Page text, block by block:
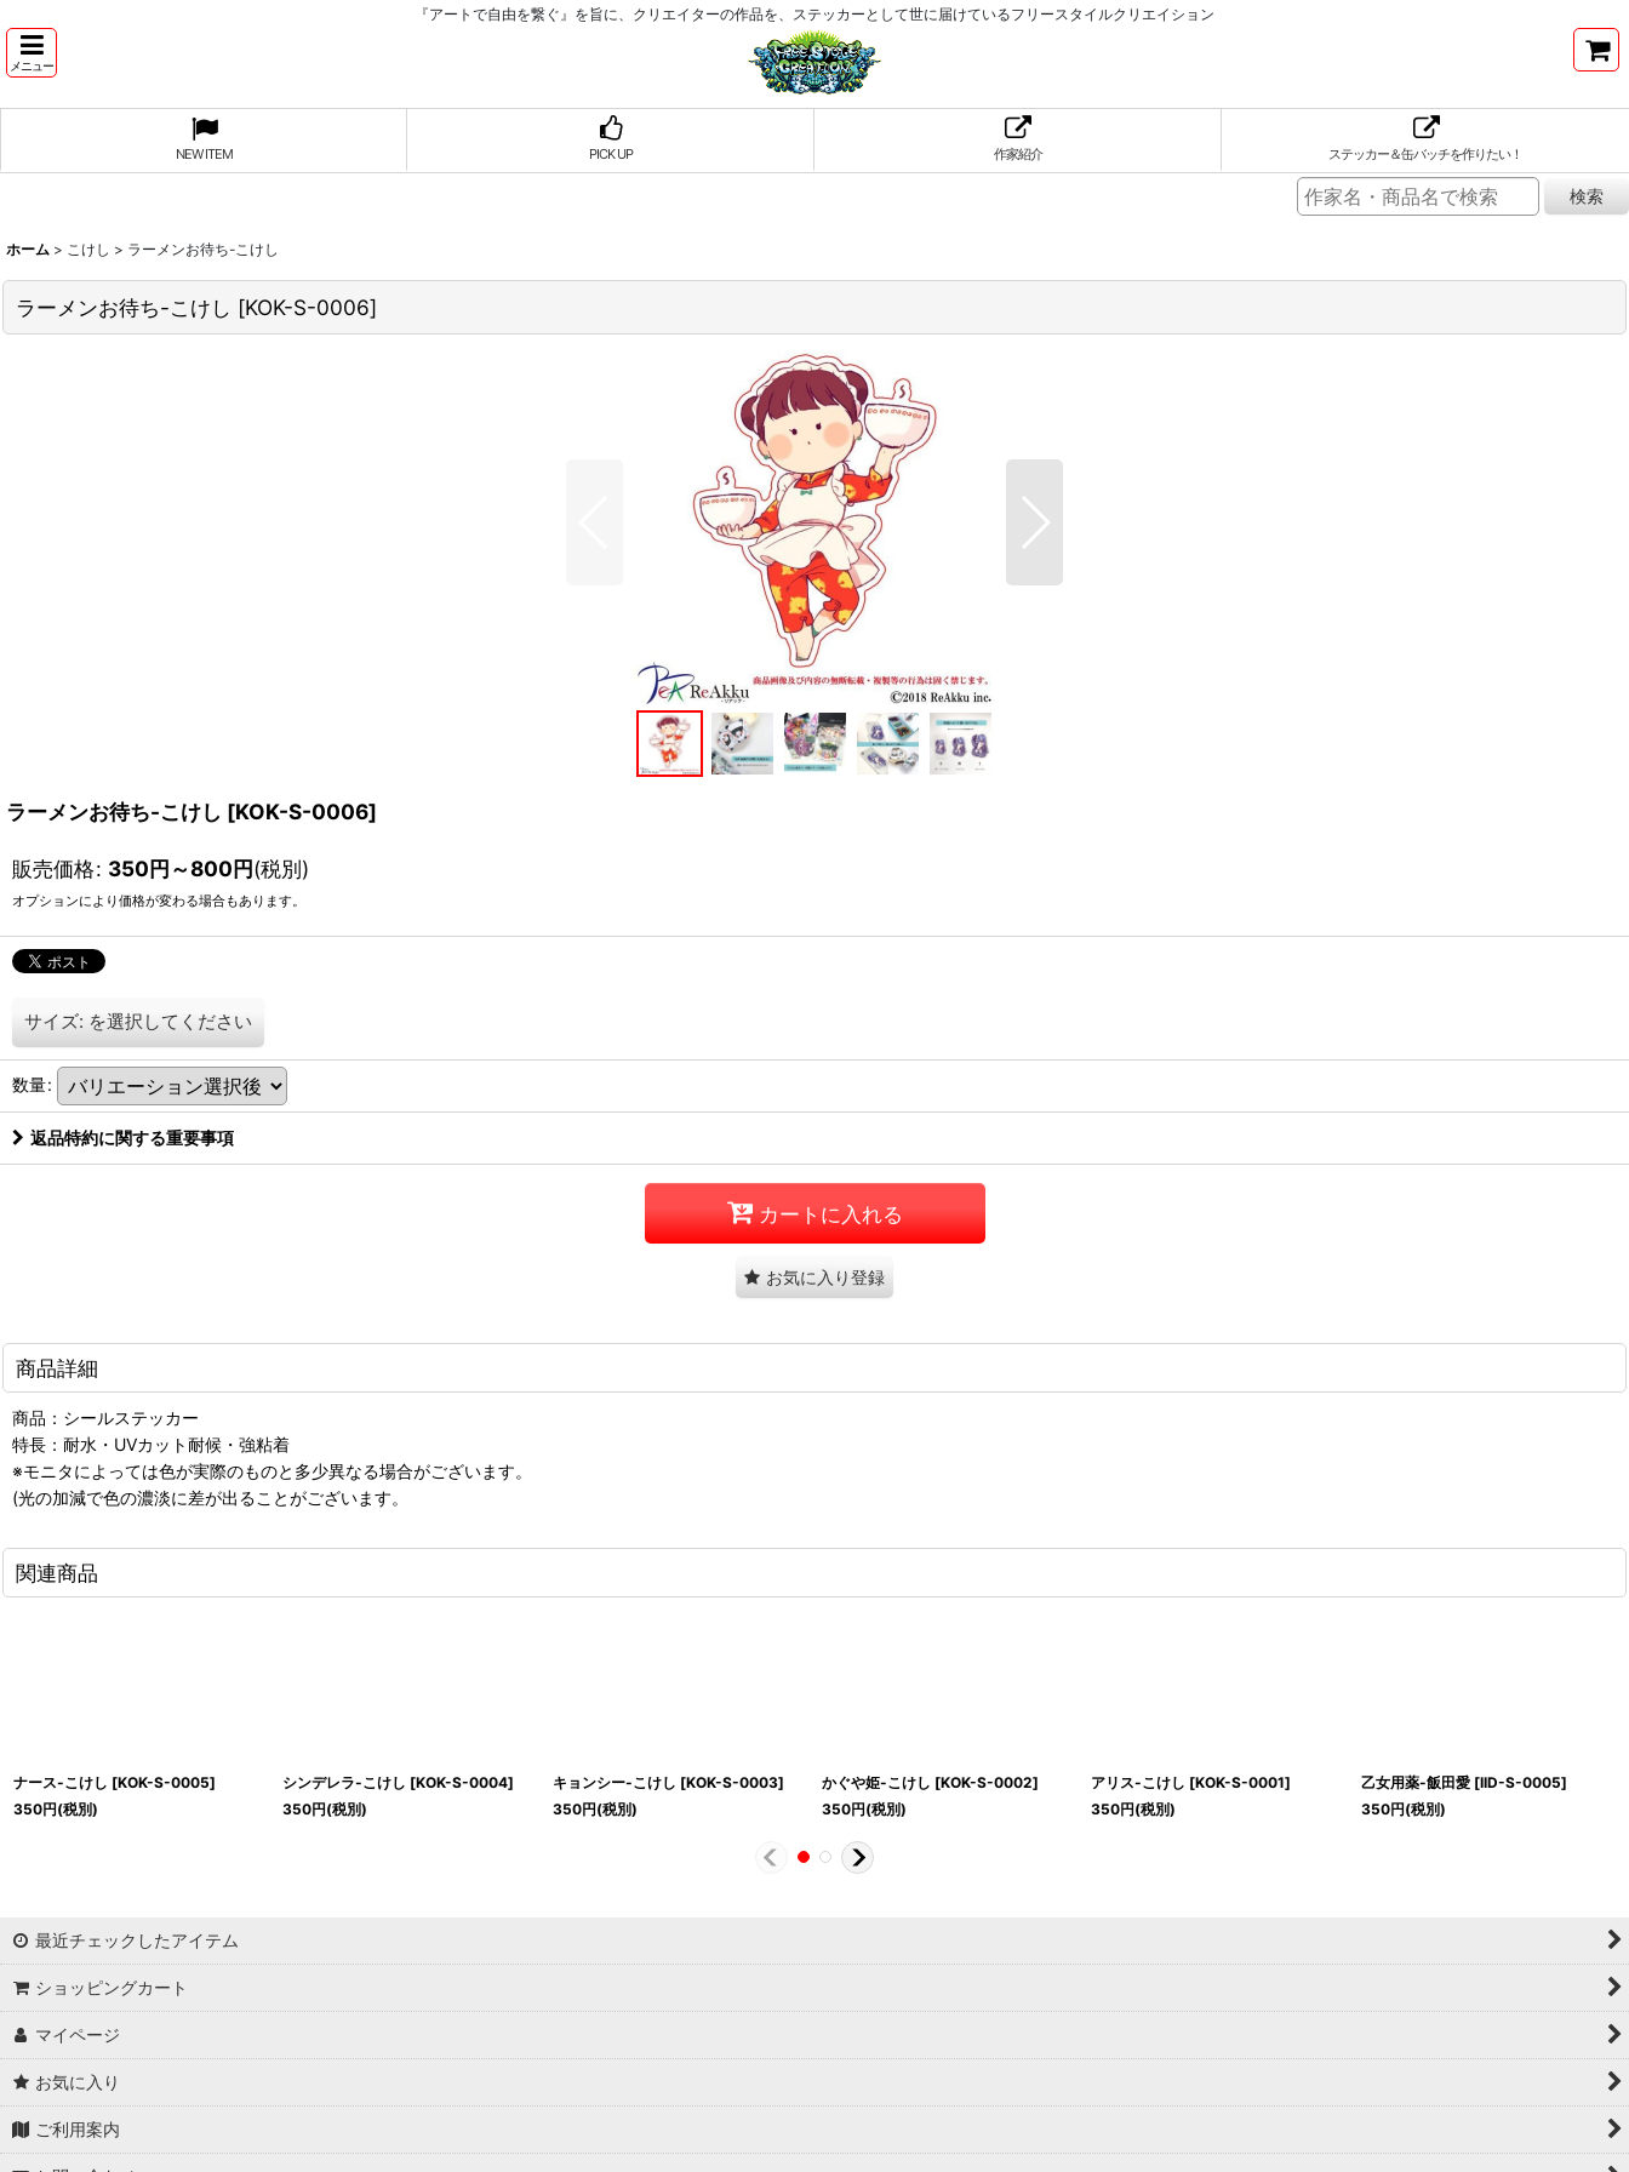
『アートで自由を繋ぐ』を旨に、クリエイターの作品を、ステッカーとして世に届けているフリースタイルクリエイション
メニュー
NEW ITEM PICK UP 作家紹介 ステッカー＆缶バッチを作りたい！
ホーム > こけし > ラーメンお待ち-こけし
ラーメンお待ち-こけし [KOK-S-0006]
ラーメンお待ち-こけし [KOK-S-0006]
販売価格: 350円～800円(税別)
オプションにより価格が変わる場合もあります。
サイズ: を選択してください
数量:
返品特約に関する重要事項
カートに入れる
お気に入り登録
商品詳細
商品：シールステッカー
特長：耐水・UVカット耐候・強粘着
※モニタによっては色が実際のものと多少異なる場合がございます。
(光の加減で色の濃淡に差が出ることがございます。
関連商品
ナース-こけし [KOK-S-0005]
350円(税別)
シンデレラ-こけし [KOK-S-0004]
350円(税別)
キョンシー-こけし [KOK-S-0003]
350円(税別)
かぐや姫-こけし [KOK-S-0002]
350円(税別)
アリス-こけし [KOK-S-0001]
350円(税別)
乙女用薬-飯田愛 [IID-S-0005]
350円(税別)
最近チェックしたアイテム
ショッピングカート
マイページ
お気に入り
ご利用案内